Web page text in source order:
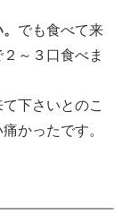
でも食べて来
～３口食べま
下さいとのこ
かったです。